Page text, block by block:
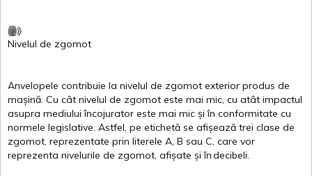
Nivelul de zgomot
Anvelopele contribuie la nivelul de zgomot exterior produs de
mașină. Cu cât nivelul de zgomot este mai mic, cu atât impactul
asupra mediului încojurator este mai mic și în conformitate cu
normele legislative. Astfel, pe etichetă se afișează trei clase de
zgomot, reprezentate prin literele A, B sau C, care vor
reprezenta nivelurile de zgomot, afișate și îndecibeli.